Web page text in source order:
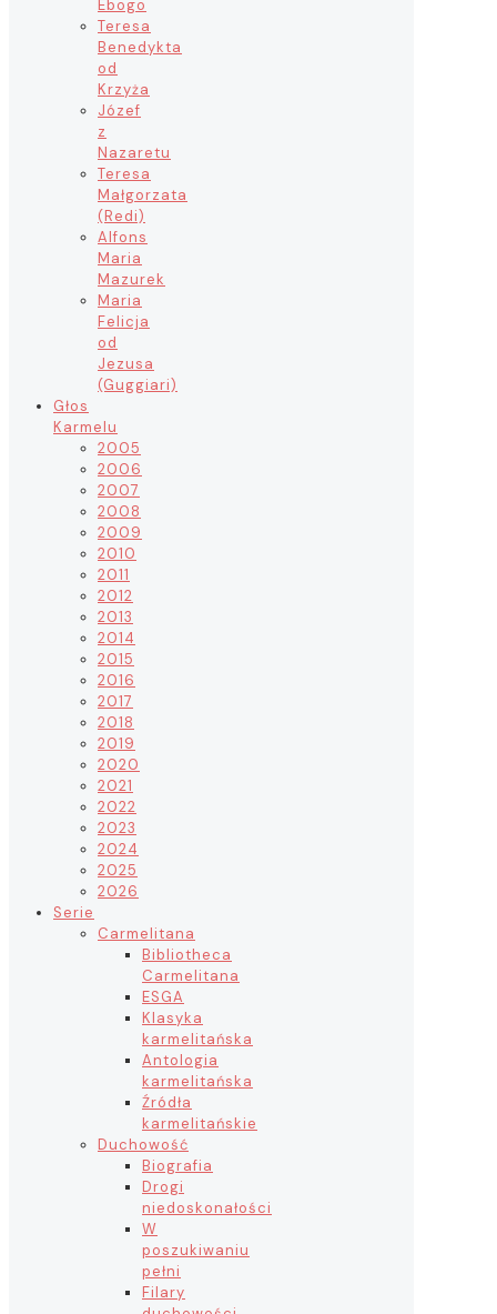
Ebogo
Teresa
Benedykta
od
Krzyża
Józef
z
Nazaretu
Teresa
Małgorzata
(Redi)
Alfons
Maria
Mazurek
Maria
Felicja
od
Jezusa
(Guggiari)
Głos
Karmelu
2005
2006
2007
2008
2009
2010
2011
2012
2013
2014
2015
2016
2017
2018
2019
2020
2021
2022
2023
2024
2025
2026
Serie
Carmelitana
Bibliotheca
Carmelitana
ESGA
Klasyka
karmelitańska
Antologia
karmelitańska
Źródła
karmelitańskie
Duchowość
Biografia
Drogi
niedoskonałości
W
poszukiwaniu
pełni
Filary